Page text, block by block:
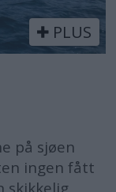
PLUS
på sjøen
ingen fått